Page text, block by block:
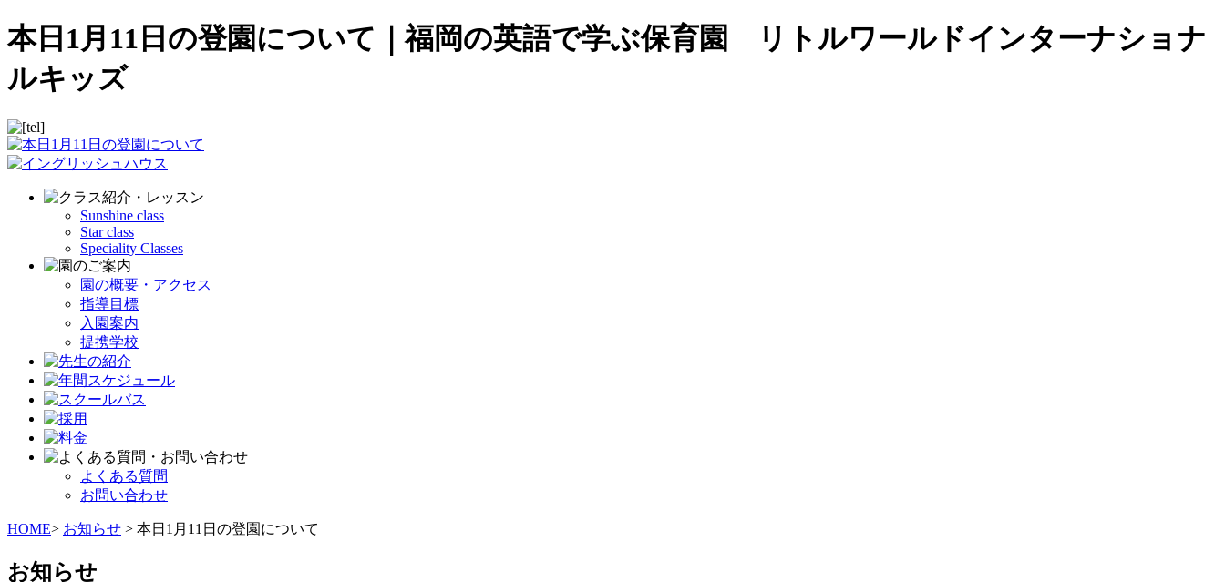
本日1月11日の登園について｜福岡の英語で学ぶ保育園 リトルワールドインターナショナ
ルキッズ
Sunshine class
Star class
Speciality Classes
園の概要・アクセス
指導目標
入園案内
提携学校
よくある質問
お問い合わせ
HOME> お知らせ > 本日1月11日の登園について
お知らせ